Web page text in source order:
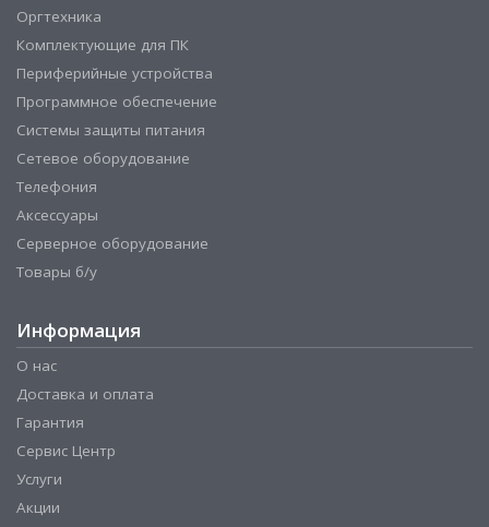
Оргтехника
Комплектующие для ПК
Периферийные устройства
Программное обеспечение
Системы защиты питания
Сетевое оборудование
Телефония
Аксессуары
Серверное оборудование
Товары б/у
Информация
О нас
Доставка и оплата
Гарантия
Сервис Центр
Услуги
Акции